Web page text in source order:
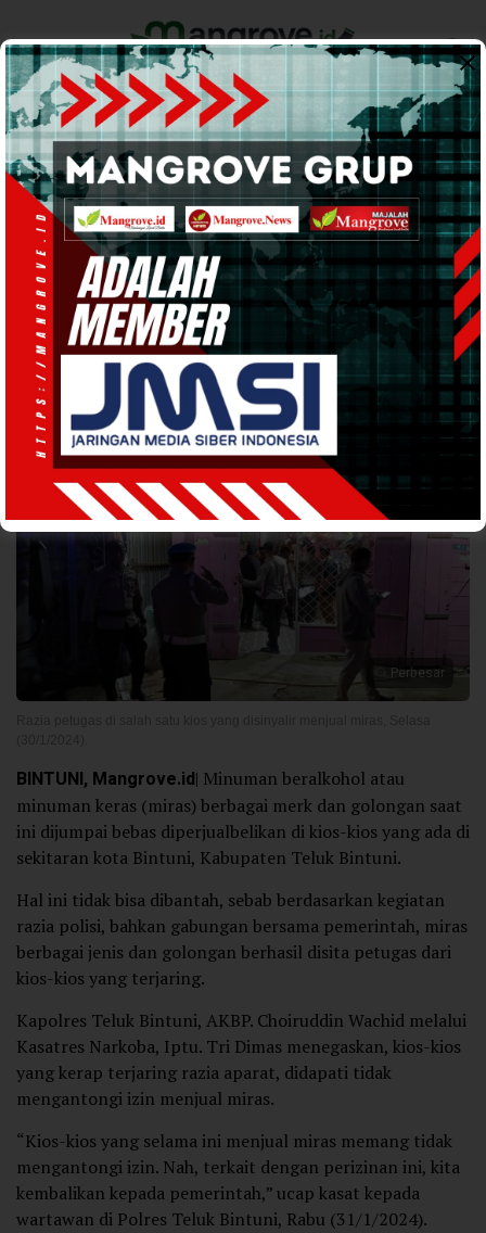
Home Pemerintahan Ekonomi & Bisnis Info Tanah Papua
Support by
HUKUM DAN KRIMINAL· 31 Jan 2024
Kios Dilarang Jual Miras, Kasat: Itu
Domain Pemerintah
Perbesar
BINTUNI, Mangrove.id| Minuman beralkohol atau
minuman keras (miras) berbagai merk dan golongan saat
ini dijumpai bebas diperjualbelikan di kios-kios yang ada di
sekitaran kota Bintuni, Kabupaten Teluk Bintuni.
Hal ini tidak bisa dibantah, sebab berdasarkan kegiatan
razia polisi, bahkan gabungan bersama pemerintah, miras
berbagai jenis dan golongan berhasil disita petugas dari
kios-kios yang terjaring.
Kapolres Teluk Bintuni, AKBP. Choiruddin Wachid melalui
Kasatres Narkoba, Iptu. Tri Dimas menegaskan, kios-kios
yang kerap terjaring razia aparat, didapati tidak
mengantongi izin menjual miras.
“Kios-kios yang selama ini menjual miras memang tidak
mengantongi izin. Nah, terkait dengan perizinan ini, kita
kembalikan kepada pemerintah,” ucap kasat kepada
wartawan di Polres Teluk Bintuni, Rabu (31/1/2024).